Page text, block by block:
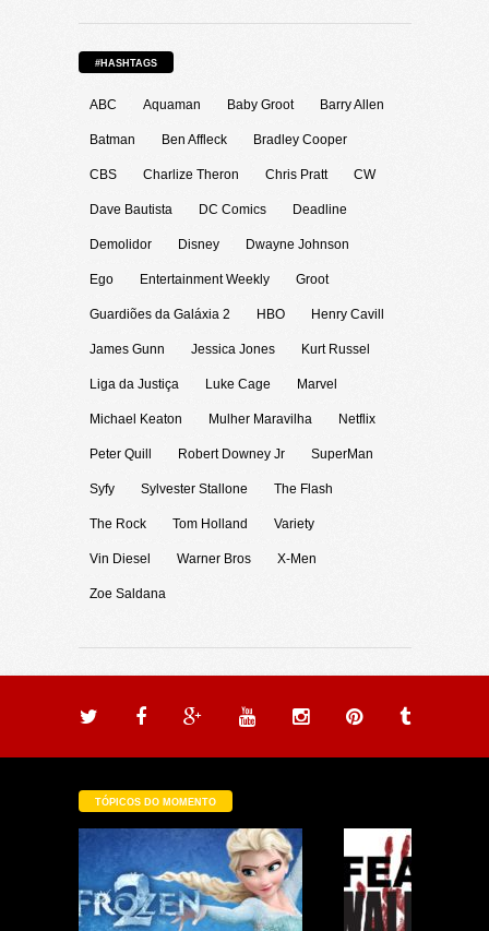
#HASHTAGS
ABC Aquaman Baby Groot Barry Allen
Batman Ben Affleck Bradley Cooper
CBS Charlize Theron Chris Pratt CW
Dave Bautista DC Comics Deadline
Demolidor Disney Dwayne Johnson
Ego Entertainment Weekly Groot
Guardiões da Galáxia 2 HBO Henry Cavill
James Gunn Jessica Jones Kurt Russel
Liga da Justiça Luke Cage Marvel
Michael Keaton Mulher Maravilha Netflix
Peter Quill Robert Downey Jr SuperMan
Syfy Sylvester Stallone The Flash
The Rock Tom Holland Variety
Vin Diesel Warner Bros X-Men
Zoe Saldana
TÓPICOS DO MOMENTO